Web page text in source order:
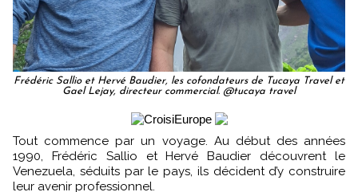
Frédéric Sallio et Hervé Baudier, les cofondateurs de Tucaya Travel et
Gael Lejay, directeur commercial. @tucaya travel
Tout commence par un voyage. Au début des années
1990, Frédéric Sallio et Hervé Baudier découvrent le
Venezuela, séduits par le pays, ils décident d’y construire
leur avenir professionnel.